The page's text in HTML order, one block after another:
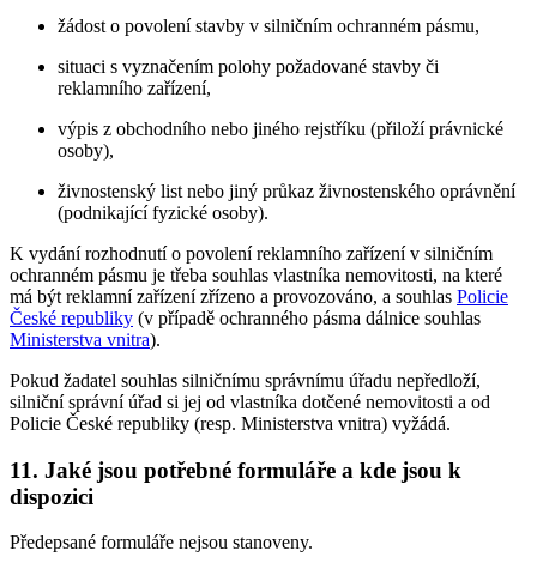
žádost o povolení stavby v silničním ochranném pásmu,
situaci s vyznačením polohy požadované stavby či
reklamního zařízení,
výpis z obchodního nebo jiného rejstříku (přiloží právnické
osoby),
živnostenský list nebo jiný průkaz živnostenského oprávnění
(podnikající fyzické osoby).
K vydání rozhodnutí o povolení reklamního zařízení v silničním
ochranném pásmu je třeba souhlas vlastníka nemovitosti, na které
má být reklamní zařízení zřízeno a provozováno, a souhlas Policie
České republiky (v případě ochranného pásma dálnice souhlas
Ministerstva vnitra).
Pokud žadatel souhlas silničnímu správnímu úřadu nepředloží,
silniční správní úřad si jej od vlastníka dotčené nemovitosti a od
Policie České republiky (resp. Ministerstva vnitra) vyžádá.
11. Jaké jsou potřebné formuláře a kde jsou k
dispozici
Předepsané formuláře nejsou stanoveny.